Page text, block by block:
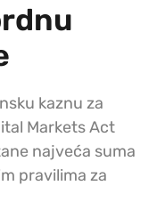
kaznu za
Markets Act
najveća suma
pravilima za